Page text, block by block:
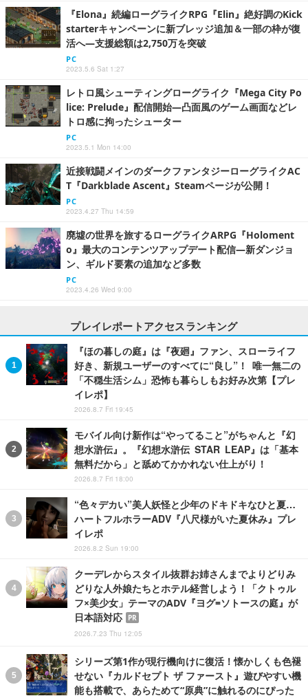
『Elona』続編ローグライクRPG『Elin』絶好調のKick
starterキャンペーンに新ブレッジ追加＆一部の枠が復
活へ―支援総額は2,750万を突破
PC
2023.5.6 Sat 1:27
レトロ風シューティングローグライク『Mega City Po
lice: Prelude』配信開始―凸面風のゲーム画面などレ
トロ感に拘ったシューター
PC
2023.5.1 Mon 14:00
近接戦闘メインのダークファンタジーローグライクAC
T『Darkblade Ascent』Steamページが公開！
PC
2023.4.27 Thu 14:59
廃墟の世界を旅するローグライクARPG『Holoment
o』最大のコンテンツアップデート配信―新ダンジョ
ン、ギルド要素の追加など多数
PC
2023.4.26 Wed 9:00
プレイレポートアクセスランキング
『ほの暮しの庭』は『夜廻』ファン、スローライフ
好き、新規ユーザーのすべてに“良し”！ 唯一無二の
「不穏生活シム」恐怖も暮らしもお好み次第【プレ
イレポ】
2026.8.7 Fri 19:45
モバイル向け新作は“やってること”がちゃんと『幻
想水滸伝』。『幻想水滸伝 STAR LEAP』は「基本
無料だから」と舐めてかかれない仕上がり！
2026.8.7 Fri 18:00
“色々デカい”美人妖怪と少年のドキドキなひと夏…
ハートフルホラーADV『八尺様がいた夏休み』プレ
イレポ
2026.8.2 Sun 19:00
クーデレからスタイル抜群お姉さんまでよりどりみ
どりな人外娘たちとホテル経営しよう！「クトゥル
フ×美少女」テーマのADV『ヨグ=ソトースの庭』が
日本語対応
PR
2026.7.23 Thu 12:05
シリーズ第1作が現行機向けに復活！懐かしくも色褪
せない『カルドセプト ザ ファースト』遊びやすい機
能も搭載で、あらためて“原典”に触れるのにぴった